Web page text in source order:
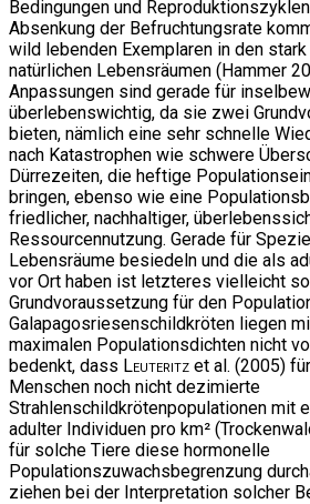
Bedingungen und
Absenkung der Befruchtungsrate
wild lebenden Exemplaren in den
natürlichen Lebensräumen (Hammer
Anpassungen sind gerade für
überlebenswichtig, da sie zwei
bieten, nämlich eine sehr schnelle
nach Katastrophen wie schwere
Dürrezeiten, die heftige
bringen, ebenso wie eine
friedlicher, nachhaltiger,
Ressourcennutzung. Gerade für
Lebensräume besiedeln und die als
vor Ort haben ist letzteres vielleicht
Grundvoraussetzung für den
Galapagosriesenschildkröten liegen
maximalen Populationsdichten nicht
bedenkt, dass Leuteritz et al. (2005)
Menschen noch nicht dezimierte
Strahlenschildkrötenpopulationen mit
adulter Individuen pro km²
für solche Tiere diese hormonelle
Populationszuwachsbegrenzung
ziehen bei der Interpretation solcher